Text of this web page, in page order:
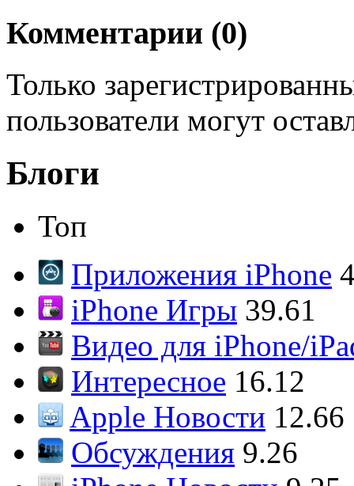
Комментарии (0)
Только
пользователи могут
Блоги
Топ
Приложения iPhone
iPhone Игры 39.61
Видео для iPhone/
Интересное 16.12
Apple Новости 12.66
Обсуждения 9.26